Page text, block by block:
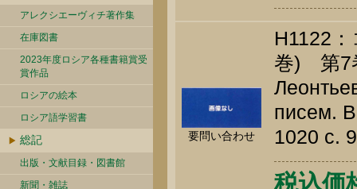
アレクシエーヴィチ著作集
在庫図書
2023年度ロシア各種書籍賞受
賞作品
ロシアの絵本
ロシア語学習書
総記
出版・文献目録・図書館
新聞・雑誌
要問い合わせ
H1122
巻) 第7
писем.
1020 c.
税込価